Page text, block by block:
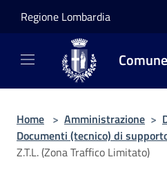
Regione Lombardia
Home > Amministrazione >
Documenti (tecnico) di
Z.T.L. (Zona Traffico Limitato)